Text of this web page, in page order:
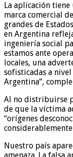
La aplicación
marca comercial
grandes de
en Argentina
ingeniería social
estamos ante
locales, una
sofisticadas a
Argentina”,
Al no distribuirse
de que la víctima
“orígenes
Nuestro país